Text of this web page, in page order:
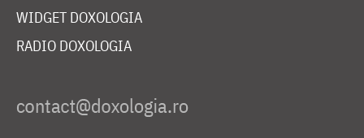
WIDGET DOXOLOGIA
RADIO DOXOLOGIA